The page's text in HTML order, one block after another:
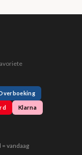
Klarna
vandaag